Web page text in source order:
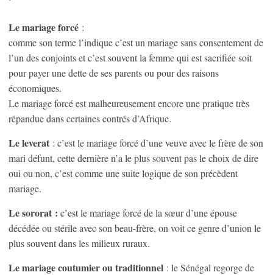
Le mariage forcé :
comme son terme l’indique c’est un mariage sans consentement de
l’un des conjoints et c’est souvent la femme qui est sacrifiée soit
pour payer une dette de ses parents ou pour des raisons
économiques.
Le mariage forcé est malheureusement encore une pratique très
répandue dans certaines contrés d’Afrique.
Le leverat : c’est le mariage forcé d’une veuve avec le frère de son
mari défunt, cette dernière n’a le plus souvent pas le choix de dire
oui ou non, c’est comme une suite logique de son précèdent
mariage.
Le sororat : c’est le mariage forcé de la sœur d’une épouse
décédée ou stérile avec son beau-frère, on voit ce genre d’union le
plus souvent dans les milieux ruraux.
Le mariage coutumier ou traditionnel : le Sénégal regorge de